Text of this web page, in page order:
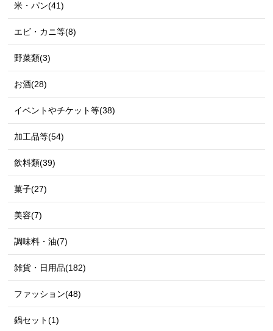
米・パン(41)
エビ・カニ等(8)
野菜類(3)
お酒(28)
イベントやチケット等(38)
加工品等(54)
飲料類(39)
菓子(27)
美容(7)
調味料・油(7)
雑貨・日用品(182)
ファッション(48)
鍋セット(1)